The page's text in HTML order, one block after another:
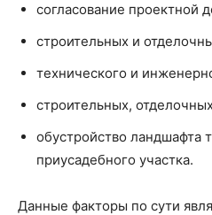
согласование проектной
строительных и
технического и
строительных,
обустройство ландшафта
приусадебного участка.
Данные факторы по сути